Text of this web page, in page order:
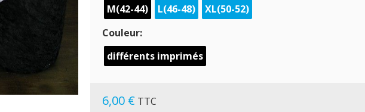
M(42-44)
L(46-48)
XL(50-52)
Couleur:
différents imprimés
6,00 € TTC